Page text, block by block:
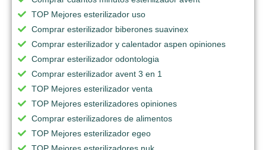
TOP Mejores esterilizador uso
Comprar esterilizador biberones suavinex
Comprar esterilizador y calentador aspen opiniones
Comprar esterilizador odontologia
Comprar esterilizador avent 3 en 1
TOP Mejores esterilizador venta
TOP Mejores esterilizadores opiniones
Comprar esterilizadores de alimentos
TOP Mejores esterilizador egeo
TOP Mejores esterilizadores nuk